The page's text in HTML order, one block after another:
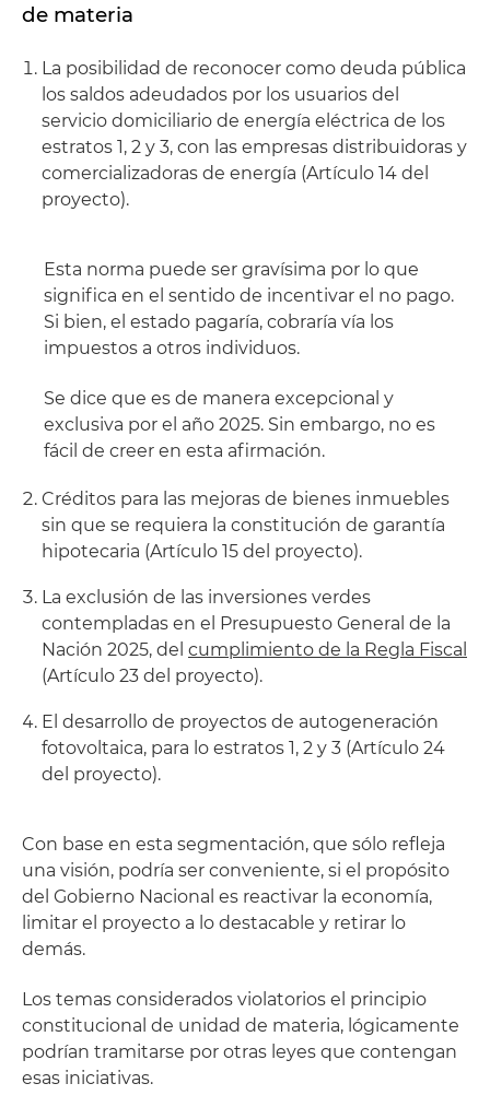
de materia
La posibilidad de reconocer como deuda pública
los saldos adeudados por los usuarios del
servicio domiciliario de energía eléctrica de los
estratos 1, 2 y 3, con las empresas distribuidoras y
comercializadoras de energía (Artículo 14 del
proyecto).
Esta norma puede ser gravísima por lo que
significa en el sentido de incentivar el no pago.
Si bien, el estado pagaría, cobraría vía los
impuestos a otros individuos.
Se dice que es de manera excepcional y
exclusiva por el año 2025. Sin embargo, no es
fácil de creer en esta afirmación.
Créditos para las mejoras de bienes inmuebles
sin que se requiera la constitución de garantía
hipotecaria (Artículo 15 del proyecto).
La exclusión de las inversiones verdes
contempladas en el Presupuesto General de la
Nación 2025, del cumplimiento de la Regla Fiscal
(Artículo 23 del proyecto).
El desarrollo de proyectos de autogeneración
fotovoltaica, para lo estratos 1, 2 y 3 (Artículo 24
del proyecto).
Con base en esta segmentación, que sólo refleja
una visión, podría ser conveniente, si el propósito
del Gobierno Nacional es reactivar la economía,
limitar el proyecto a lo destacable y retirar lo
demás.
Los temas considerados violatorios el principio
constitucional de unidad de materia, lógicamente
podrían tramitarse por otras leyes que contengan
esas iniciativas.